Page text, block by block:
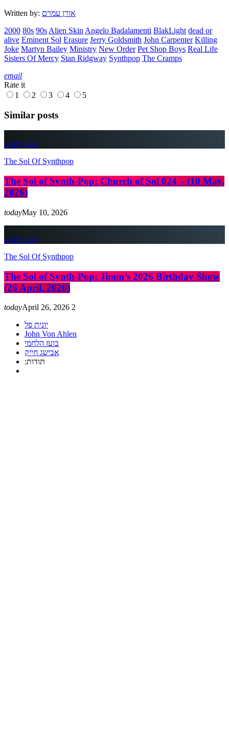
Written by: אורן עמרם
2000 80s 90s Alien Skin Angelo Badalamenti BlakLight dead or
alive Eminent Sol Erasure Jerry Goldsmith John Carpenter Killing
Joke Martyn Bailey Ministry New Order Pet Shop Boys Real Life
Sisters Of Mercy Stan Ridgway Synthpop The Cramps
email
Rate it
1
2 3 4 5
Similar posts
insert_link
The Sol Of Synthpop
The Sol of Synth-Pop: Church of Sol 024 – (10 May,
2026)
todayMay 10, 2026
insert_link
The Sol Of Synthpop
The Sol of Synth-Pop: Jimm’s 2026 Birthday Show
(26 April, 2026)
todayApril 26, 2026 2
יונית פל
John Von Ahlen
בועז הלחמי
אבישג חייק
:תודות